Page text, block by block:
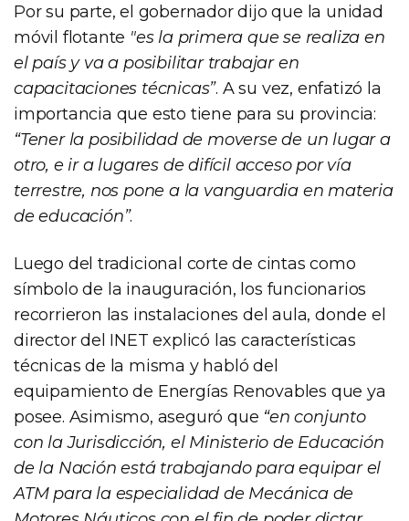
Por su parte, el gobernador dijo que la unidad
móvil flotante "es la primera que se realiza en
el país y va a posibilitar trabajar en
capacitaciones técnicas”. A su vez, enfatizó la
importancia que esto tiene para su provincia:
“Tener la posibilidad de moverse de un lugar a
otro, e ir a lugares de difícil acceso por vía
terrestre, nos pone a la vanguardia en materia
de educación”.
Luego del tradicional corte de cintas como
símbolo de la inauguración, los funcionarios
recorrieron las instalaciones del aula, donde el
director del INET explicó las características
técnicas de la misma y habló del
equipamiento de Energías Renovables que ya
posee. Asimismo, aseguró que “en conjunto
con la Jurisdicción, el Ministerio de Educación
de la Nación está trabajando para equipar el
ATM para la especialidad de Mecánica de